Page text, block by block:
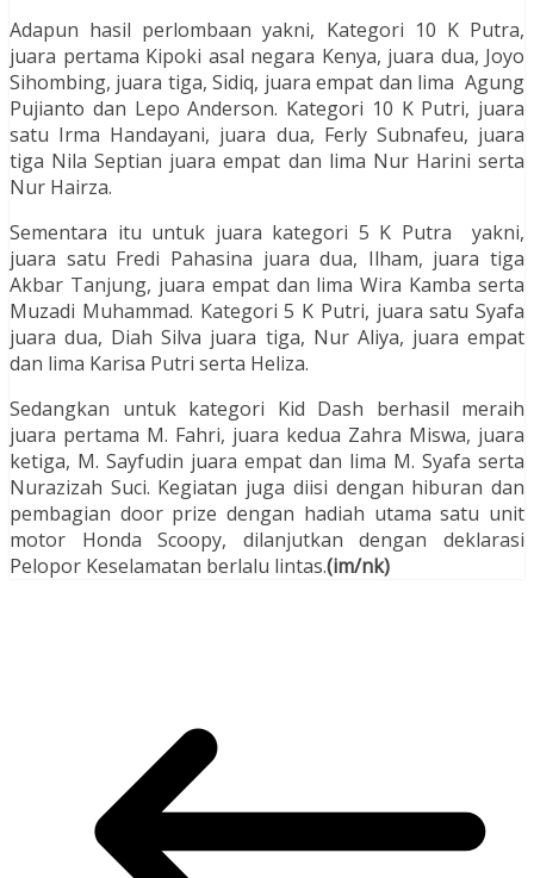
Adapun hasil perlombaan yakni, Kategori 10 K Putra,
juara pertama Kipoki asal negara Kenya, juara dua, Joyo
Sihombing, juara tiga, Sidiq, juara empat dan lima Agung
Pujianto dan Lepo Anderson. Kategori 10 K Putri, juara
satu Irma Handayani, juara dua, Ferly Subnafeu, juara
tiga Nila Septian juara empat dan lima Nur Harini serta
Nur Hairza.
Sementara itu untuk juara kategori 5 K Putra yakni,
juara satu Fredi Pahasina juara dua, Ilham, juara tiga
Akbar Tanjung, juara empat dan lima Wira Kamba serta
Muzadi Muhammad. Kategori 5 K Putri, juara satu Syafa
juara dua, Diah Silva juara tiga, Nur Aliya, juara empat
dan lima Karisa Putri serta Heliza.
Sedangkan untuk kategori Kid Dash berhasil meraih
juara pertama M. Fahri, juara kedua Zahra Miswa, juara
ketiga, M. Sayfudin juara empat dan lima M. Syafa serta
Nurazizah Suci. Kegiatan juga diisi dengan hiburan dan
pembagian door prize dengan hadiah utama satu unit
motor Honda Scoopy, dilanjutkan dengan deklarasi
Pelopor Keselamatan berlalu lintas.(im/nk)